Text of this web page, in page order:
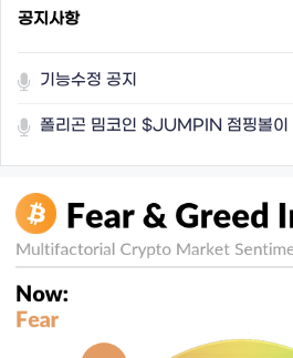
공지사항
기능수정 공지
폴리곤 밈코인 $JUMPIN 점핑볼